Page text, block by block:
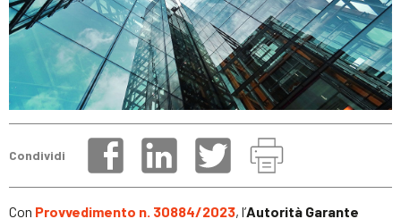
Condividi
Con Provvedimento n. 30884/2023, l’Autorità Garante